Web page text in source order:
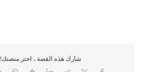
شارك هذه القصة ، اختر منصتك!